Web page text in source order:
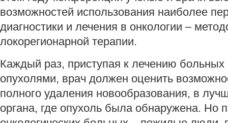
возможностей использования наиболее
диагностики и лечения в онкологии –
локорегионарной терапии.
Каждый раз, приступая к лечению больных
опухолями, врач должен оценить
полного удаления новообразования, в
органа, где опухоль была обнаружена. Но